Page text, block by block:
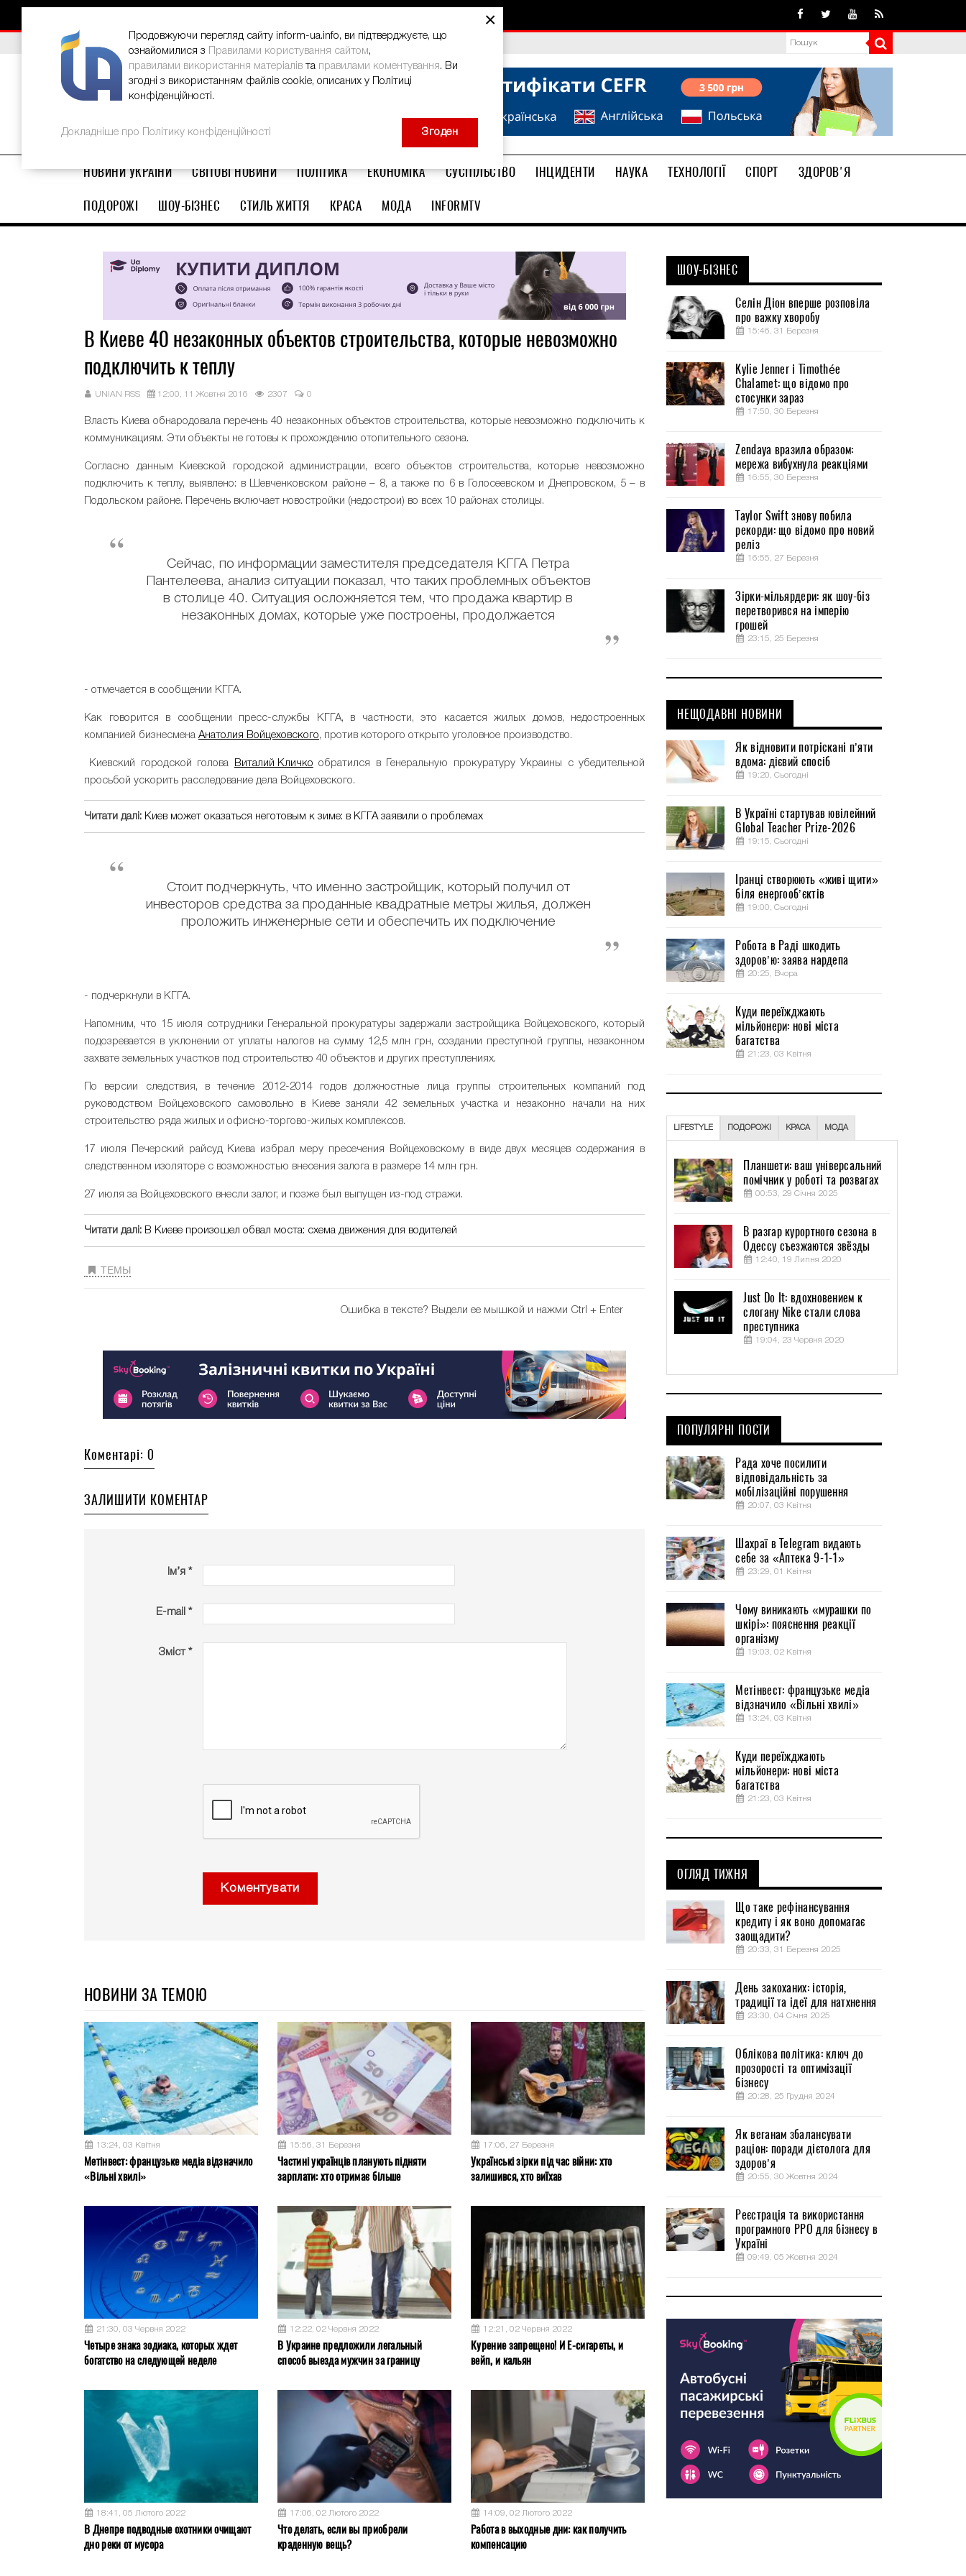
ВИБІР РЕДАКЦІЇ В Україні стартував ювілейний Global Teacher Prize-2026
НОВИНИ УКРАЇНИ СВІТОВІ НОВИНИ ПОЛІТИКА ЕКОНОМІКА СУСПІЛЬСТВО ІНЦИДЕНТИ НАУКА ТЕХНОЛОГІЇ СПОРТ
ЗДОРОВ'Я
ПОДОРОЖІ
ШОУ-БІЗНЕС СТИЛЬ ЖИТТЯ КРАСА МОДА INFORMTV
В Киеве 40 незаконных объектов строительства, которые невозможно
подключить к теплу
UNIAN RSS 12:00, 11 Жовтня 2016 2307 0
Власть Киева обнародовала перечень 40 незаконных объектов строительства, которые невозможно подключить к
коммуникациям. Эти объекты не готовы к прохождению отопительного сезона.
Согласно данным Киевской городской администрации, всего объектов строительства, которые невозможно
подключить к теплу, выявлено: в Шевченковском районе – 8, а также по 6 в Голосеевском и Днепровском, 5 – в
Подольском районе. Перечень включает новостройки (недострои) во всех 10 районах столицы.
Сейчас, по информации заместителя председателя КГГА Петра
Пантелеева, анализ ситуации показал, что таких проблемных объектов
в столице 40. Ситуация осложняется тем, что продажа квартир в
незаконных домах, которые уже построены, продолжается
- отмечается в сообщении КГГА.
Как говорится в сообщении пресс-службы КГГА, в частности, это касается жилых домов, недостроенных
компанией бизнесмена Анатолия Войцеховского, против которого открыто уголовное производство.
Киевский городской голова Виталий Кличко обратился в Генеральную прокуратуру Украины с убедительной
просьбой ускорить расследование дела Войцеховского.
Читати далі: Киев может оказаться неготовым к зиме: в КГГА заявили о проблемах
Стоит подчеркнуть, что именно застройщик, который получил от
инвесторов средства за проданные квадратные метры жилья, должен
проложить инженерные сети и обеспечить их подключение
- подчеркнули в КГГА.
Напомним, что 15 июля сотрудники Генеральной прокуратуры задержали застройщика Войцеховского, который
подозревается в уклонении от уплаты налогов на сумму 12,5 млн грн, создании преступной группы, незаконном
захвате земельных участков под строительство 40 объектов и других преступлениях.
По версии следствия, в течение 2012-2014 годов должностные лица группы строительных компаний под
руководством Войцеховского самовольно в Киеве заняли 42 земельных участка и незаконно начали на них
строительство ряда жилых и офисно-торгово-жилых комплексов.
17 июля Печерский райсуд Киева избрал меру пресечения Войцеховскому в виде двух месяцев содержания в
следственном изоляторе с возможностью внесения залога в размере 14 млн грн.
27 июля за Войцеховского внесли залог, и позже был выпущен из-под стражи.
Читати далі: В Киеве произошел обвал моста: схема движения для водителей
ТЕМЫ
Ошибка в тексте? Выдели ее мышкой и нажми Ctrl + Enter
Коментарі: 0
ЗАЛИШИТИ КОМЕНТАР
Ім’я *
E-mail *
Зміст *
Коментувати
НОВИНИ ЗА ТЕМОЮ
13:24, 03 Квітня
Метінвест: французьке медіа відзначило
«Вільні хвилі»
15:56, 31 Березня
Частині українців планують підняти
зарплати: хто отримає більше
17:06, 27 Березня
Українські зірки під час війни: хто
залишився, хто виїхав
21:30, 03 Червня 2022
Четыре знака зодиака, которых ждет
богатство на следующей неделе
12:22, 02 Червня 2022
В Украине предложили легальный
способ выезда мужчин за границу
12:21, 02 Червня 2022
Курение запрещено! И Е-сигареты, и
вейп, и кальян
18:41, 05 Лютого 2022
В Днепре подводные охотники очищают
дно реки от мусора
17:06, 02 Лютого 2022
Что делать, если вы приобрели
краденную вещь?
14:09, 02 Лютого 2022
Работа в выходные дни: как получить
компенсацию
ШОУ-БІЗНЕС
Селін Діон вперше розповіла
про важку хворобу
15:46, 31 Березня
Kylie Jenner і Timothée
Chalamet: що відомо про
стосунки зараз
17:50, 30 Березня
Zendaya вразила образом:
мережа вибухнула реакціями
16:55, 30 Березня
Taylor Swift знову побила
рекорди: що відомо про новий
реліз
16:55, 27 Березня
Зірки-мільярдери: як шоу-біз
перетворився на імперію
грошей
23:15, 25 Березня
НЕЩОДАВНІ НОВИНИ
Як відновити потріскані п’яти
вдома: дієвий спосіб
19:20, Сьогодні
В Україні стартував ювілейний
Global Teacher Prize-2026
19:15, Сьогодні
Іранці створюють «живі щити»
біля енергооб’єктів
19:00, Сьогодні
Робота в Раді шкодить
здоров’ю: заява нардепа
20:25, Вчора
Куди переїжджають
мільйонери: нові міста
багатства
21:23, 03 Квітня
LIFESTYLE ПОДОРОЖІ КРАСА МОДА
Планшети: ваш універсальний
помічник у роботі та розвагах
00:53, 29 Січня 2025
В разгар курортного сезона в
Одессу съезжаются звёзды
12:40, 19 Липня 2020
Just Do It: вдохновением к
слогану Nike стали слова
преступника
19:04, 23 Червня 2020
ПОПУЛЯРНІ ПОСТИ
Рада хоче посилити
відповідальність за
мобілізаційні порушення
20:07, 03 Квітня
Шахраї в Telegram видають
себе за «Аптека 9-1-1»
23:29, 01 Квітня
Чому виникають «мурашки по
шкірі»: пояснення реакції
організму
19:03, 02 Квітня
Метінвест: французьке медіа
відзначило «Вільні хвилі»
13:24, 03 Квітня
Куди переїжджають
мільйонери: нові міста
багатства
21:23, 03 Квітня
ОГЛЯД ТИЖНЯ
Що таке рефінансування
кредиту і як воно допомагає
заощадити?
20:33, 31 Березня 2025
День закоханих: історія,
традиції та ідеї для натхнення
23:30, 04 Січня 2025
Облікова політика: ключ до
прозорості та оптимізації
бізнесу
20:28, 25 Грудня 2024
Як веганам збалансувати
раціон: поради дієтолога для
здоров’я
20:55, 30 Жовтня 2024
Реєстрація та використання
програмного РРО для бізнесу в
Україні
09:49, 05 Жовтня 2024
×
Продовжуючи перегляд сайту inform-ua.info, ви підтверджуєте, що
ознайомилися з
Правилами користування сайтом,
правилами використання матеріалів та правилами коментування. Ви
згодні з використанням файлів cookie, описаних у Політиці
конфіденційності.
Докладніше про Політику конфіденційності Згоден